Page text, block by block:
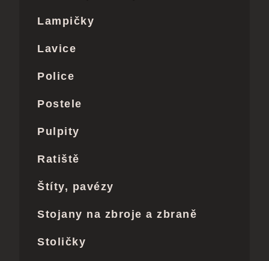
Lampičky
Lavice
Police
Postele
Pulpity
Ratiště
Štíty, pavézy
Stojany na zbroje a zbraně
Stoličky